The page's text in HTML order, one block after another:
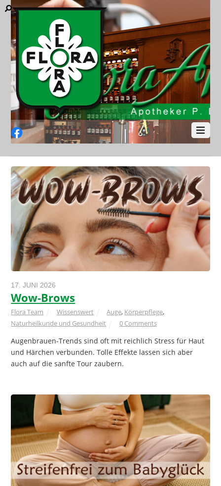
Facebook
17. JUNI 2026
Wow-Brows
Flora Team Wissenswert Auge, Körperpflege,
Naturheilkunde und Gesundheit
0 Comments
Augenbrauen-Trends sind oft mit reichlich Stress für Haut
und Härchen verbunden. Tolle Effekte lassen sich aber
auch auf die sanfte Tour zaubern.